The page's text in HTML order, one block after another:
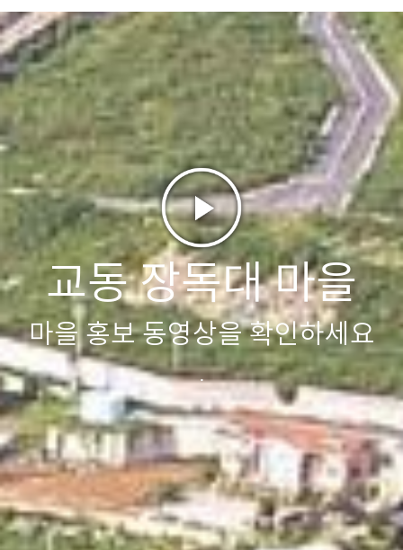
교동 장독대 마을
마을 홍보 동영상을 확인하세요
.